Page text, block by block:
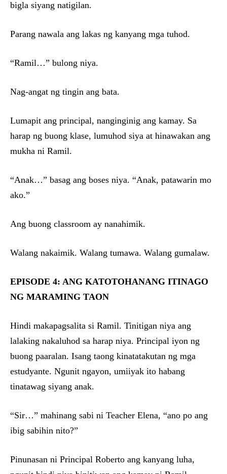
bigla siyang natigilan.
Parang nawala ang lakas ng kanyang mga tuhod.
“Ramil…” bulong niya.
Nag-angat ng tingin ang bata.
Lumapit ang principal, nanginginig ang kamay. Sa
harap ng buong klase, lumuhod siya at hinawakan ang
mukha ni Ramil.
“Anak…” basag ang boses niya. “Anak, patawarin mo
ako.”
Ang buong classroom ay nanahimik.
Walang nakaimik. Walang tumawa. Walang gumalaw.
EPISODE 4: ANG KATOTOHANANG ITINAGO
NG MARAMING TAON
Hindi makapagsalita si Ramil. Tinitigan niya ang
lalaking nakaluhod sa harap niya. Principal iyon ng
buong paaralan. Isang taong kinatatakutan ng mga
estudyante. Ngunit ngayon, umiiyak ito habang
tinatawag siyang anak.
“Sir…” mahinang sabi ni Teacher Elena, “ano po ang
ibig sabihin nito?”
Pinunasan ni Principal Roberto ang kanyang luha,